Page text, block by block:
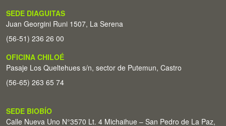
SEDE DIAGUITAS
Juan Georgini Runi 1507, La Serena
(56-51) 236 26 00
OFICINA CHILOÉ
Pasaje Los Queltehues s/n, sector de Putemun, Castro
(56-65) 263 65 74
SEDE BIOBÍO
Calle Nueva Uno N°3570 Lt. 4 Michaihue – San Pedro de La Paz,